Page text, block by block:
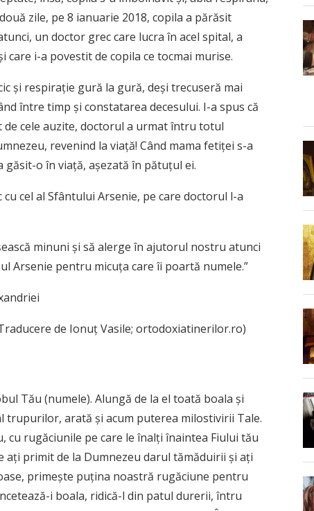
zile, pe 8 ianuarie 2018, copila a părăsit
un doctor grec care lucra în acel spital, a
i-a povestit de copila ce tocmai murise.
și respirație gură la gură, deși trecuseră mai
între timp și constatarea decesului. I-a spus că
cele auzite, doctorul a urmat întru totul
revenind la viață! Când mama fetiței s-a
o în viață, așezată în pătuțul ei.
cel al Sfântului Arsenie, pe care doctorul l-a
minuni și să alerge în ajutorul nostru atunci
Arsenie pentru micuța care îi poartă numele.”
de Ionuţ Vasile; ortodoxiatinerilor.ro)
Tău (numele). Alungă de la el toată boala şi
arată şi acum puterea milostivirii Tale.
cu rugăciunile pe care le înalţi înaintea Fiului tău
aţi primit de la Dumnezeu darul tămăduirii şi aţi
primeşte puţina noastră rugăciune pentru
i boala, ridică-l din patul durerii, întru